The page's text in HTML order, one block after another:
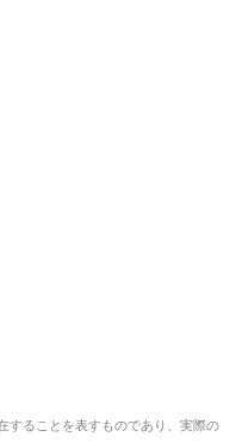
することを表すものであり、実際の